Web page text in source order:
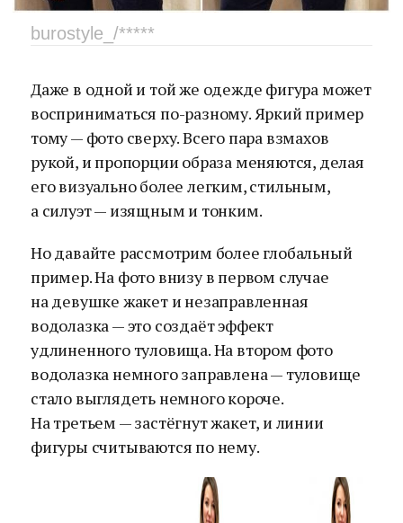
burostyle_/*****
Даже в одной и той же одежде фигура может
восприниматься по-разному. Яркий пример
тому — фото сверху. Всего пара взмахов
рукой, и пропорции образа меняются, делая
его визуально более легким, стильным,
а силуэт — изящным и тонким.
Но давайте рассмотрим более глобальный
пример. На фото внизу в первом случае
на девушке жакет и незаправленная
водолазка — это создаёт эффект
удлиненного туловища. На втором фото
водолазка немного заправлена — туловище
стало выглядеть немного короче.
На третьем — застёгнут жакет, и линии
фигуры считываются по нему.